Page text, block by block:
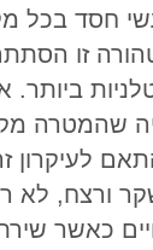
חסד בכל
זו
ביותר.
שהמטרה
לעיקרון
ורצח, לא
כאשר